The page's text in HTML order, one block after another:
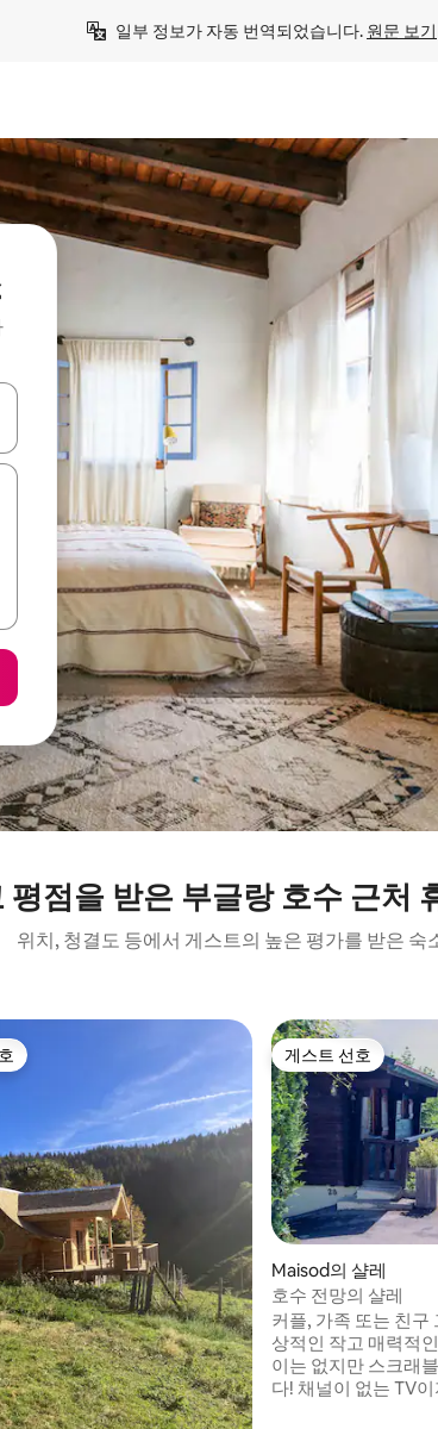
일부 정보가 자동 번역되었습니다. 원문 보기
스와이프 동작으로 탐색하세요.
평점을 받은 부글랑 호수 근처
위치, 청결도 등에서 게스트의 높은 평가를 받은 숙
게스트 선호
게스트 선호
Maisod의 샬레
호수 전망의 샬레
커플, 가족 또는 친구
상적인 작고 매력적
이는 없지만 스크래
다! 채널이 없는 TV이지만 DVD는 사용 가능